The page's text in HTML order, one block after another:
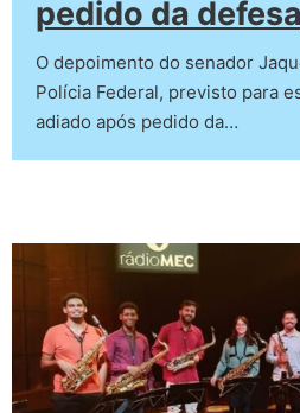
pedido da defesa
O depoimento do senador
Polícia Federal, previsto para
adiado após pedido da…